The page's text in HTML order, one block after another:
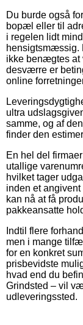
Du burde også
bopæl eller til
i regelen lidt
hensigtsmæssig.
ikke benægtes at
desværre er
online
ultra
samme, og af
finder den
En hel del
utallige
hvilket tager
inden et
kan nå at få
pakkeansatte
Indtil flere
men i mange
for en konkret
prisbevidste
hvad end du
Grindsted – vil
udleveringssted.